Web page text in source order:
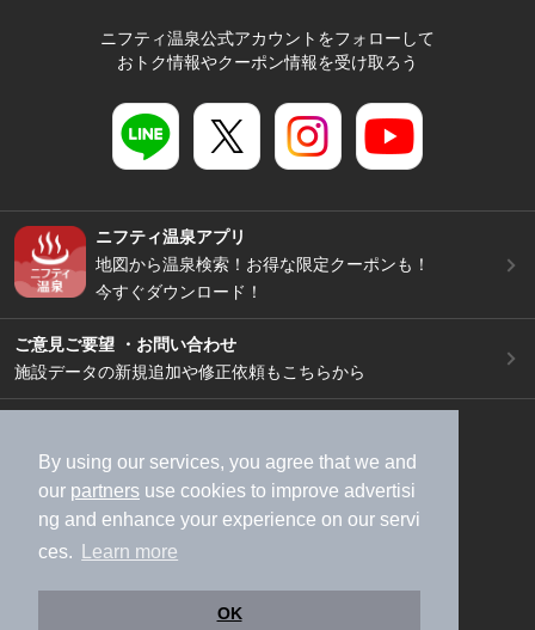
By using our services, you agree that we and
our partners use cookies to improve advertisi
ng and enhance your experience on our servi
ces.
Learn more
OK
ニフティ温泉公式アカウントをフォローして
おトク情報やクーポン情報を受け取ろう
ニフティ温泉アプリ
地図から温泉検索！お得な限定クーポンも！
今すぐダウンロード！
ご意見ご要望 ・お問い合わせ
施設データの新規追加や修正依頼もこちらから
加盟店募集（資料請求）
広告出稿のご案内
利用規約
ライフスタイルMEMBERS+規約
特定商取引法に基づく表記
ヘルプ
採用情報
運営会社